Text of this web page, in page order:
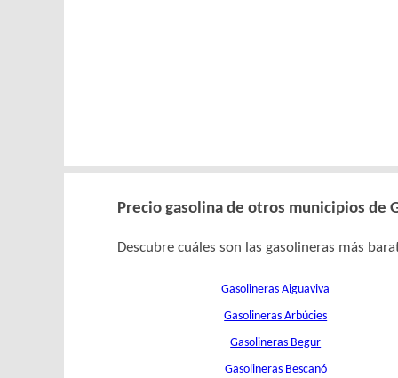
Precio gasolina de otros municipios de
Descubre cuáles son las gasolineras más
Gasolineras Aiguaviva
Gasolineras Arbúcies
Gasolineras Begur
Gasolineras Bescanó